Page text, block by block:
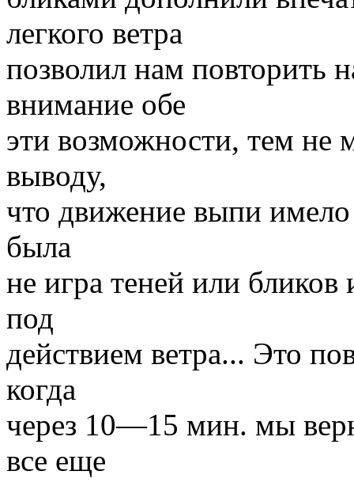
легкого ветра
позволил нам повторить
внимание обе
эти возможности, тем
выводу,
что движение выпи
была
не игра теней или
под
действием ветра... Это
когда
через 10—15 мин. мы
все еще